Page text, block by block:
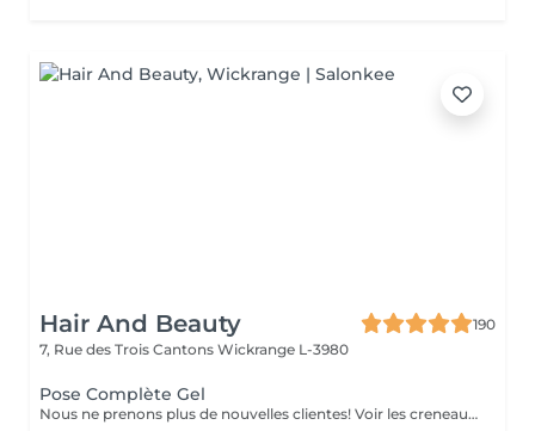
Hair And Beauty
190
7, Rue des Trois Cantons Wickrange L-3980
Pose Complète Gel
Nous ne prenons plus de nouvelles clientes! Voir les creneaux ds la catégorie avec Aurore